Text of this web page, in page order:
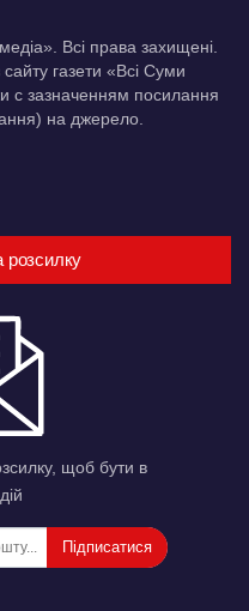
Всі права захищені.
газети «Всі Суми
c зазначенням посилання
на джерело.
розсилку
щоб бути в
Підписатися